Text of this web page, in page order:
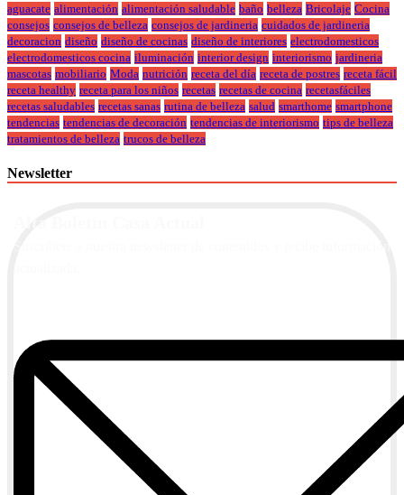
aguacate alimentación alimentación saludable baño belleza Bricolaje Cocina
consejos consejos de belleza consejos de jardineria cuidados de jardineria
decoracion diseño diseño de cocinas diseño de interiores electrodomesticos
electrodomesticos cocina iluminación interior design interiorismo jardineria
mascotas mobiliario Moda nutrición receta del día receta de postres receta fácil
receta healthy receta para los niños recetas recetas de cocina recetasfáciles
recetas saludables recetas sanas rutina de belleza salud smarthome smartphone
tendencias tendencias de decoración tendencias de interiorismo tips de belleza
tratamientos de belleza trucos de belleza
Newsletter